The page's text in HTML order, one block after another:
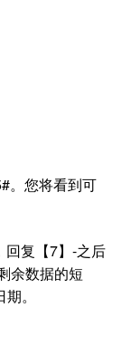
。您将看到可
回复【7】-之后
余数据的短
。